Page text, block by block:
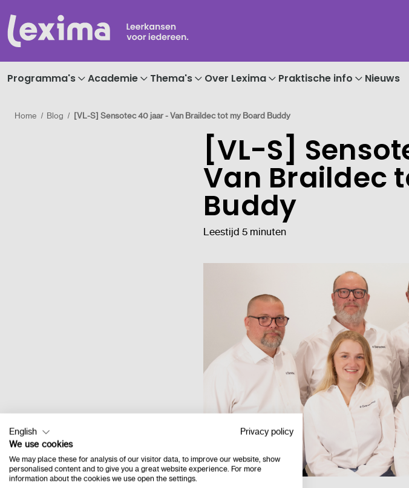
Programma's Academie Thema's Over Lexima Praktische info Nieuws
Home Blog [VL-S] Sensotec 40 jaar - Van Braildec tot my Board Buddy
[VL-S]
Van Braildec
Buddy
Leestijd 5 minuten
English
Privacy policy
We use cookies
We may place these for analysis of our visitor data, to improve our website, show
personalised content and to give you a great website experience. For more
information about the cookies we use open the settings.